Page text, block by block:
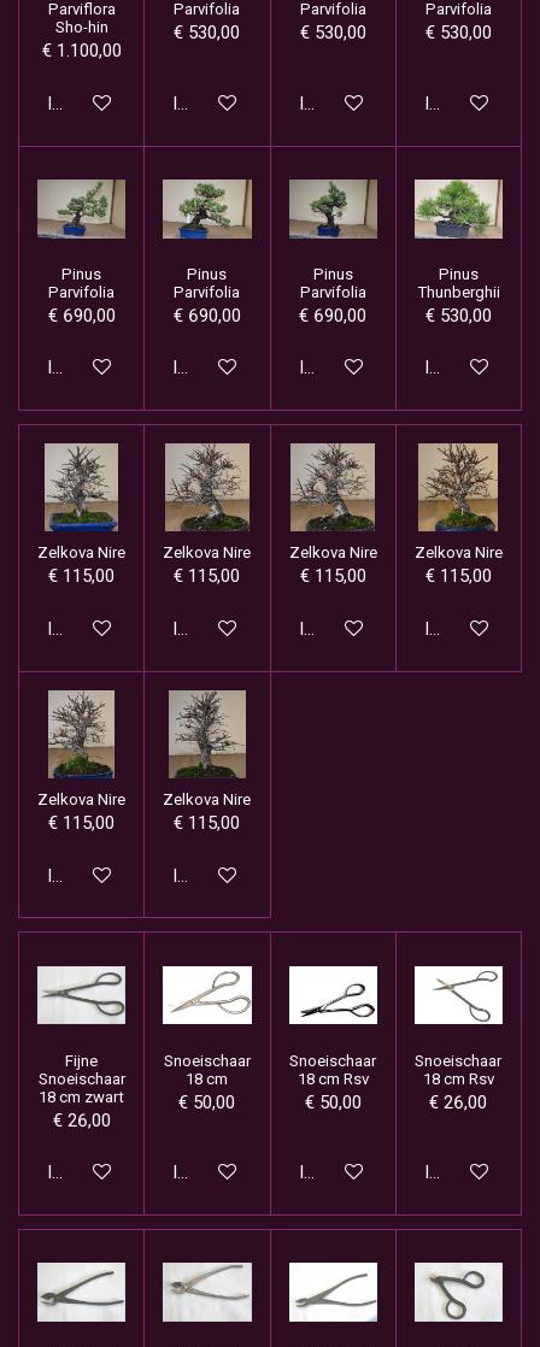
Parviflora
Sho-hin
€ 1.100,00
In winkelwagen
Parvifolia
€ 530,00
In winkelwagen
Parvifolia
€ 530,00
In winkelwagen
Parvifolia
€ 530,00
In
Pinus
Parvifolia
€ 690,00
In winkelwagen
Pinus
Parvifolia
€ 690,00
In winkelwagen
Pinus
Parvifolia
€ 690,00
In winkelwagen
Pinus
Thunberghii
€ 530,00
In
Zelkova Nire
€ 115,00
In winkelwagen
Zelkova Nire
€ 115,00
In winkelwagen
Zelkova Nire
€ 115,00
In winkelwagen
Zelkova Nire
€ 115,00
In
Zelkova Nire
€ 115,00
In winkelwagen
Zelkova Nire
€ 115,00
In winkelwagen
Fijne
Snoeischaar
18 cm zwart
€ 26,00
In winkelwagen
Snoeischaar
18 cm
€ 50,00
In winkelwagen
Snoeischaar
18 cm Rsv
€ 50,00
In winkelwagen
Snoeischaar
18 cm Rsv
€ 26,00
In